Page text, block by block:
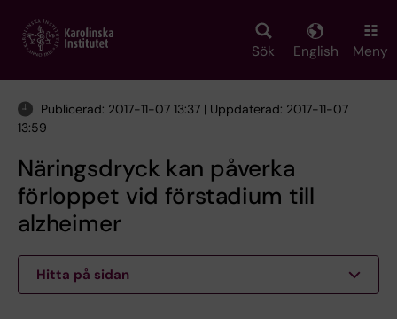
main
Sök English Meny
Publicerad: 2017-11-07 13:37 | Uppdaterad: 2017-11-07
13:59
Näringsdryck kan påverka
förloppet vid förstadium till
alzheimer
Hitta på sidan